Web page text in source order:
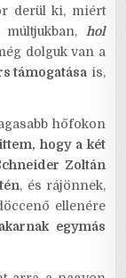
derül ki, miért
hol
dolguk van a
támogatása is,
hőfokon
hogy a két
Zoltán
, és rájönnek,
ellenére
egymás